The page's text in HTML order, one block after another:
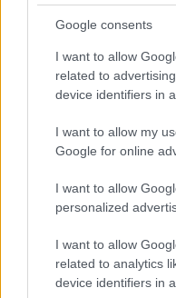
Google consents
I want to allow
related to
device identifiers in
I want to allow my
Google for online
I want to allow
personalized
I want to allow
related to analytics
device identifiers in
Βάσω
υπουργός σε